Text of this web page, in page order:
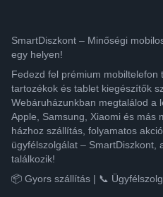
SmartDiszkont – Minőségi
egy helyen!
Fedezd fel prémium mobiltelefon
tartozékok és tablet kiegészítők
Webáruházunkban megtalálod a
Apple, Samsung, Xiaomi és más
házhoz szállítás, folyamatos
ügyfélszolgálat – SmartDiszkont,
találkozik!
📦 Gyors szállítás | 📞